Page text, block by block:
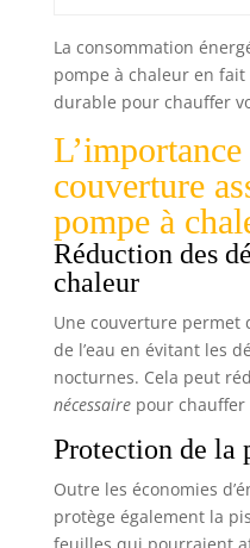
La consommation
pompe à chaleur en
durable pour chauffer
L’importance
couverture
pompe à
Réduction des
chaleur
Une couverture
de l’eau en évitant les
nocturnes. Cela peut
nécessairepour chauffer
Protection de la
Outre les économies
protège également la